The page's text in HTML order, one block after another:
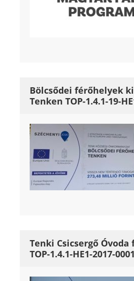
Bölcsődei férőhelyek
Tenken TOP-1.4.1-19-
Tenki Csicsergő Óvoda
TOP-1.4.1-HE1-2017-